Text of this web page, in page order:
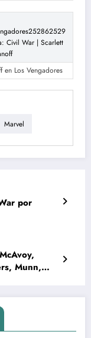
en Los Vengadores
Marvel
por
Munn,